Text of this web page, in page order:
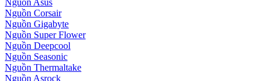
Nguồn Asus
Nguồn Corsair
Nguồn Gigabyte
Nguồn Super Flower
Nguồn Deepcool
Nguồn Seasonic
Nguồn Thermaltake
Nguồn Asrock